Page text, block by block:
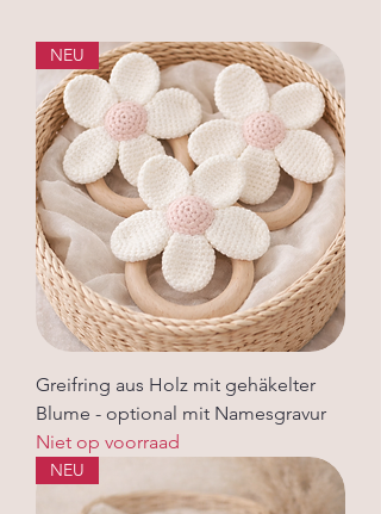
NEU
Greifring aus Holz mit gehäkelter
Blume - optional mit Namesgravur
Niet op voorraad
NEU